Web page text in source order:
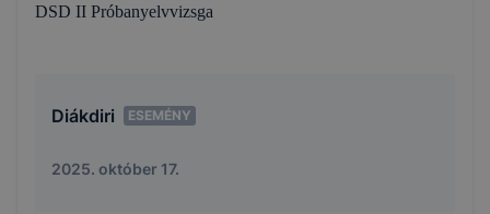
DSD II Próbanyelvvizsga
Diákdiri ESEMÉNY
2025. október 17.